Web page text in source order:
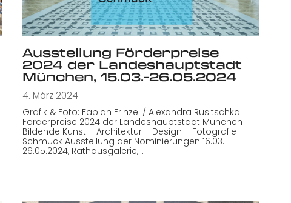
Ausstellung Förderpreise
2024 der Landeshauptstadt
München, 15.03.-26.05.2024
4. März 2024
Grafik & Foto: Fabian Frinzel / Alexandra Rusitschka
Förderpreise 2024 der Landeshauptstadt München
Bildende Kunst – Architektur – Design – Fotografie –
Schmuck Ausstellung der Nominierungen 16.03. –
26.05.2024, Rathausgalerie,…